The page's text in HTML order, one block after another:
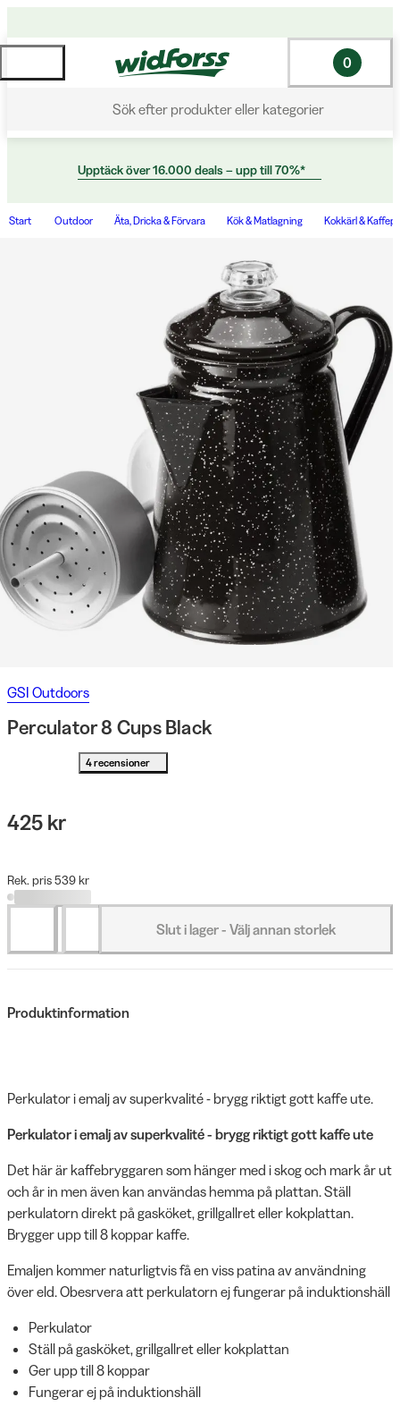
Sök efter produkter eller kategorier
0
Upptäck över 16.000 deals – upp till 70%*
Start Outdoor Äta, Dricka & Förvara Kök & Matlagning Kokkärl &
GSI Outdoors
Perculator 8 Cups Black
4 recensioner
425 kr
Rek. pris 539 kr
Slut i lager - Välj annan storlek
Produktinformation
Perkulator i emalj av superkvalité - brygg riktigt gott kaffe ute.
Perkulator i emalj av superkvalité - brygg riktigt gott kaffe ute
Det här är kaffebryggaren som hänger med i skog och mark år ut
och år in men även kan användas hemma på plattan. Ställ
perkulatorn direkt på gasköket, grillgallret eller kokplattan.
Brygger upp till 8 koppar kaffe.
Emaljen kommer naturligtvis få en viss patina av användning
över eld. Obesrvera att perkulatorn ej fungerar på induktionshäll
Perkulator
Ställ på gasköket, grillgallret eller kokplattan
Ger upp till 8 koppar
Fungerar ej på induktionshäll